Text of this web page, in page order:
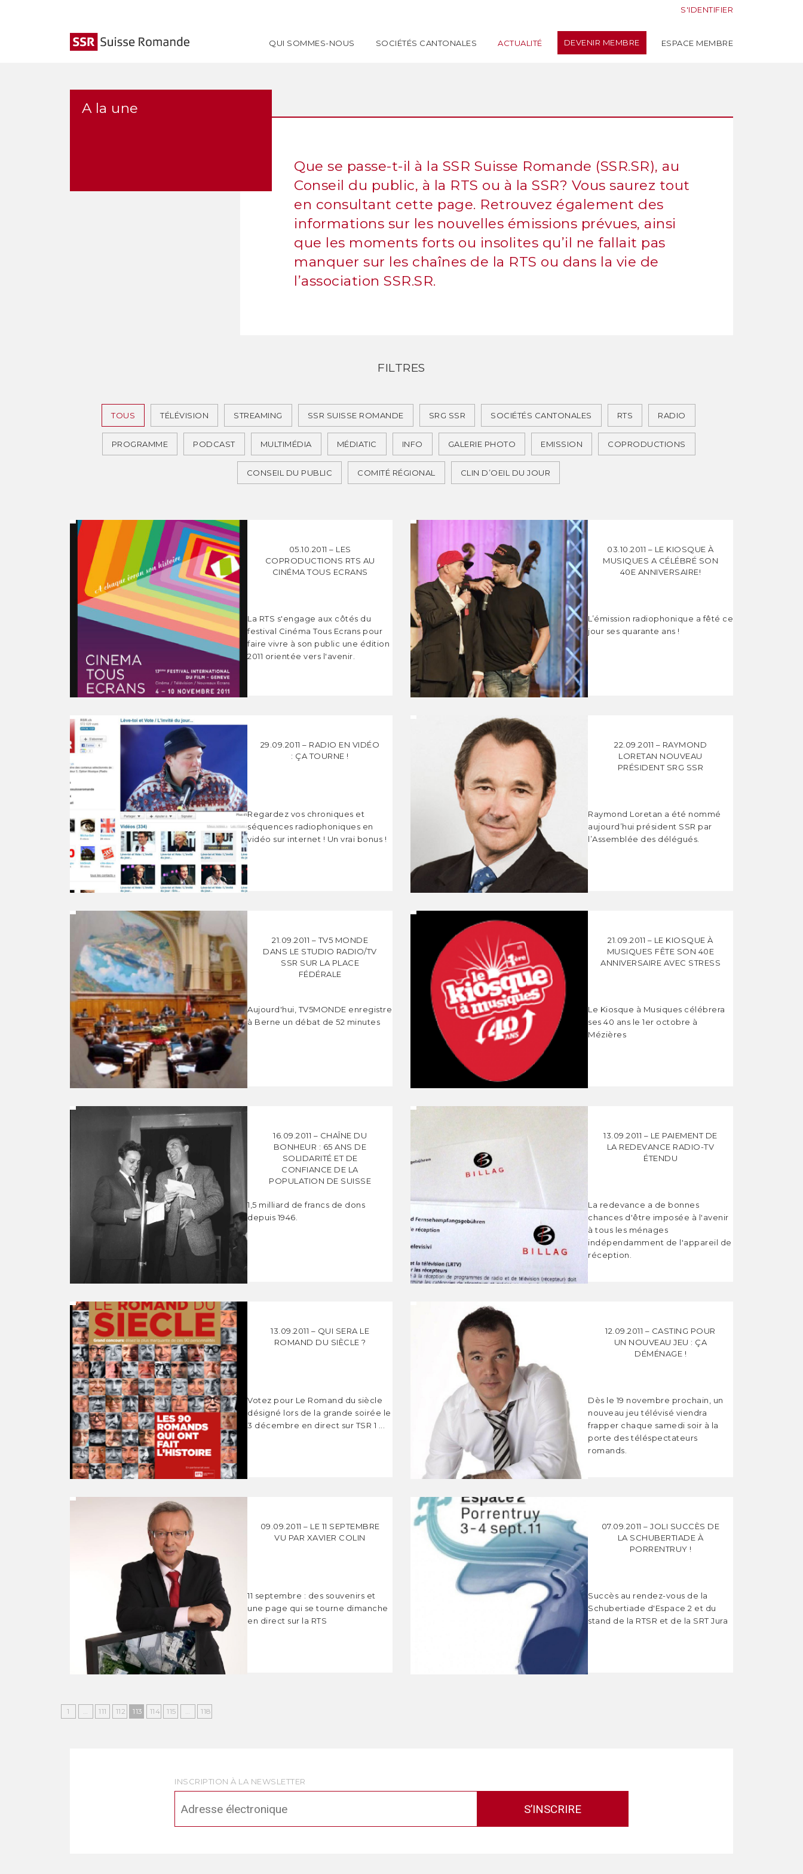
QUI SOMMES-NOUS SOCIÉTÉS CANTONALES ACTUALITÉ DEVENIR MEMBRE ESPACE MEMBRE
S'IDENTIFIER
A la une
Que se passe-t-il à la SSR Suisse Romande (SSR.SR), au
Conseil du public, à la RTS ou à la SSR? Vous saurez tout
en consultant cette page. Retrouvez également des
informations sur les nouvelles émissions prévues, ainsi
que les moments forts ou insolites qu’il ne fallait pas
manquer sur les chaînes de la RTS ou dans la vie de
l’association SSR.SR.
FILTRES
TOUS TÉLÉVISION STREAMING SSR SUISSE ROMANDE SRG SSR SOCIÉTÉS CANTONALES RTS RADIO
PROGRAMME PODCAST MULTIMÉDIA MÉDIATIC INFO GALERIE PHOTO EMISSION COPRODUCTIONS
CONSEIL DU PUBLIC COMITÉ RÉGIONAL CLIN D’OEIL DU JOUR
05.10.2011 – LES
COPRODUCTIONS RTS AU
CINÉMA TOUS ECRANS
La RTS s'engage aux côtés du
festival Cinéma Tous Ecrans pour
faire vivre à son public une édition
2011 orientée vers l'avenir.
03.10.2011 – LE KIOSQUE À
MUSIQUES A CÉLÉBRÉ SON
40E ANNIVERSAIRE!
L’émission radiophonique a fêté ce
jour ses quarante ans !
29.09.2011 – RADIO EN VIDÉO
: ÇA TOURNE !
Regardez vos chroniques et
séquences radiophoniques en
vidéo sur internet ! Un vrai bonus !
22.09.2011 – RAYMOND
LORETAN NOUVEAU
PRÉSIDENT SRG SSR
Raymond Loretan a été nommé
aujourd’hui président SSR par
l’Assemblée des délégués.
21.09.2011 – TV5 MONDE
DANS LE STUDIO RADIO/TV
SSR SUR LA PLACE
FÉDÉRALE
Aujourd'hui, TV5MONDE enregistre
à Berne un débat de 52 minutes
21.09.2011 – LE KIOSQUE À
MUSIQUES FÊTE SON 40E
ANNIVERSAIRE AVEC STRESS
Le Kiosque à Musiques célébrera
ses 40 ans le 1er octobre à
Mézières
16.09.2011 – CHAÎNE DU
BONHEUR : 65 ANS DE
SOLIDARITÉ ET DE
CONFIANCE DE LA
POPULATION DE SUISSE
1,5 milliard de francs de dons
depuis 1946.
13.09.2011 – LE PAIEMENT DE
LA REDEVANCE RADIO-TV
ÉTENDU
La redevance a de bonnes
chances d'être imposée à l'avenir
à tous les ménages
indépendamment de l'appareil de
réception.
13.09.2011 – QUI SERA LE
ROMAND DU SIÈCLE ?
Votez pour Le Romand du siècle
désigné lors de la grande soirée le
3 décembre en direct sur TSR 1 ...
12.09.2011 – CASTING POUR
UN NOUVEAU JEU : ÇA
DÉMÉNAGE !
Dès le 19 novembre prochain, un
nouveau jeu télévisé viendra
frapper chaque samedi soir à la
porte des téléspectateurs
romands.
09.09.2011 – LE 11 SEPTEMBRE
VU PAR XAVIER COLIN
11 septembre : des souvenirs et
une page qui se tourne dimanche
en direct sur la RTS
07.09.2011 – JOLI SUCCÈS DE
LA SCHUBERTIADE À
PORRENTRUY !
Succès au rendez-vous de la
Schubertiade d'Espace 2 et du
stand de la RTSR et de la SRT Jura
1 … 111 112 113 114 115 … 118
INSCRIPTION À LA NEWSLETTER